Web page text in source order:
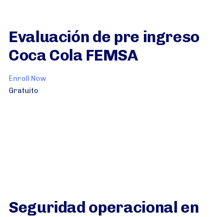
Evaluación de pre ingreso
Coca Cola FEMSA
Enroll Now
Gratuito
Seguridad operacional en